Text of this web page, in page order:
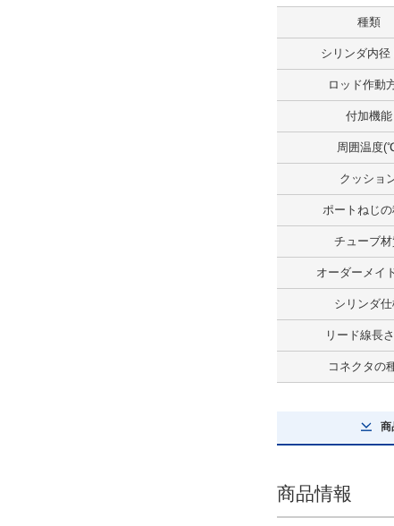
種類
シリンダ内径
ロッド作動
付加機能
周囲温度
クッショ
ポートねじ
チューブ材
オーダーメイ
シリンダ仕
リード線長
コネクタの
商
商品情報